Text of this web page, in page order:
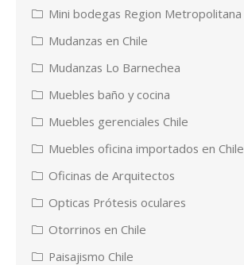
Mini bodegas Region Metropolitana
Mudanzas en Chile
Mudanzas Lo Barnechea
Muebles baño y cocina
Muebles gerenciales Chile
Muebles oficina importados en Chile
Oficinas de Arquitectos
Opticas Prótesis oculares
Otorrinos en Chile
Paisajismo Chile